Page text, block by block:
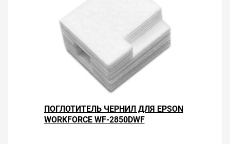
ПОГЛОТИТЕЛЬ ЧЕРНИЛ ДЛЯ EPSON
WORKFORCE WF-2850DWF